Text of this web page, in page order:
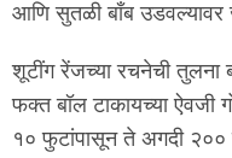
आणि सुतळी बाँब उडवल्यावर
शूटींग रेंजच्या रचनेची तुलना
फक्त बॉल टाकायच्या ऐवजी
१० फुटांपासून ते अगदी